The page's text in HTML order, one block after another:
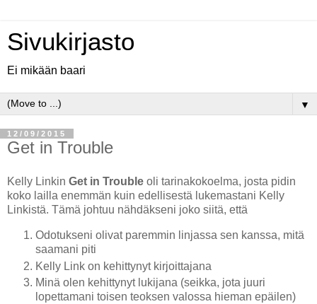
Sivukirjasto
Ei mikään baari
▼
12/09/2015
Get in Trouble
Kelly Linkin Get in Trouble oli tarinakokoelma, josta pidin
koko lailla enemmän kuin edellisestä lukemastani Kelly
Linkistä. Tämä johtuu nähdäkseni joko siitä, että
Odotukseni olivat paremmin linjassa sen kanssa, mitä
saamani piti
Kelly Link on kehittynyt kirjoittajana
Minä olen kehittynyt lukijana (seikka, jota juuri
lopettamani toisen teoksen valossa hieman epäilen)